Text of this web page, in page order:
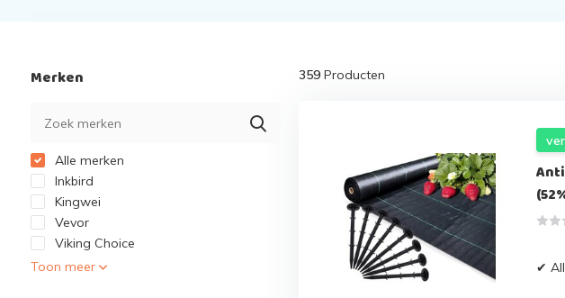
Merken
Alle merken
Inkbird
Kingwei
Vevor
Viking Choice
Toon meer
359Producten
✔